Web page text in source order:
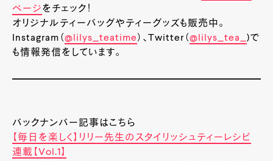
ページをチェック！
オリジナルティーバッグやティーグッズも販売中。
Instagram（@lilys_teatime）、Twitter（@lilys_tea_ )で
も情報発信をしています。
バックナンバー記事はこちら
【毎日を楽しく】リリー先生のスタイリッシュティーレシピ
連載【Vol.1】